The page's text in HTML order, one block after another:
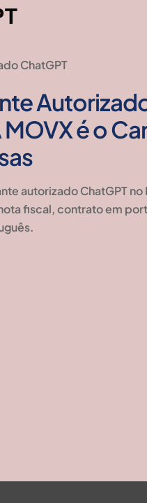
ChatGPT
MOVX é o
autorizado ChatGPT no
fiscal, contrato em